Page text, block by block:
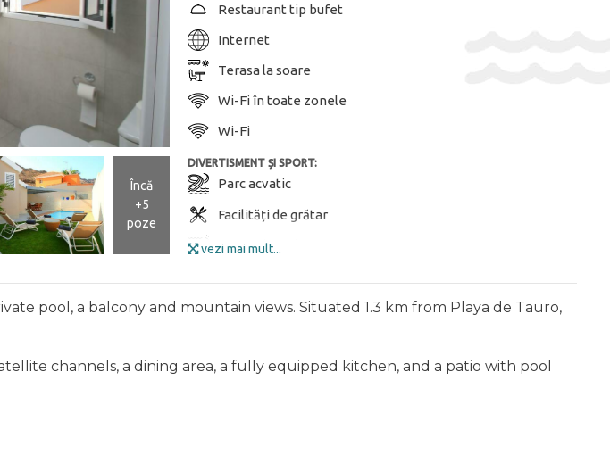
Încă
+5
poze
Restaurant tip bufet
Internet
Terasa la soare
Wi-Fi în toate zonele
Wi-Fi
DIVERTISMENT ȘI SPORT:
Parc acvatic
Facilități de grătar
Scufundări ($)
Drumeții ($)
Piscina deschisa
vezi mai mult...
pool, a balcony and mountain views. Situated 1.3 km from Playa de Tauro,
channels, a dining area, a fully equipped kitchen, and a patio with pool